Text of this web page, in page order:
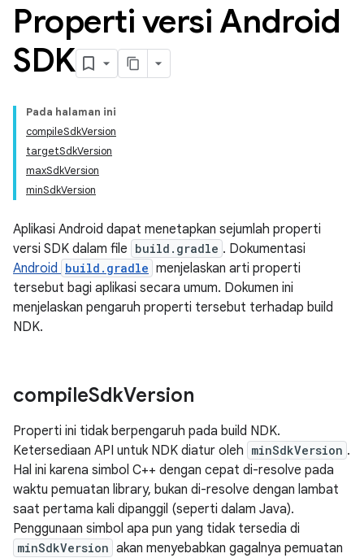
Properti versi Android
SDK
Pada halaman ini
compileSdkVersion
targetSdkVersion
maxSdkVersion
minSdkVersion
Aplikasi Android dapat menetapkan sejumlah properti
versi SDK dalam file build.gradle . Dokumentasi
Android build.gradle menjelaskan arti properti
tersebut bagi aplikasi secara umum. Dokumen ini
menjelaskan pengaruh properti tersebut terhadap build
NDK.
compileSdkVersion
Properti ini tidak berpengaruh pada build NDK.
Ketersediaan API untuk NDK diatur oleh minSdkVersion .
Hal ini karena simbol C++ dengan cepat di-resolve pada
waktu pemuatan library, bukan di-resolve dengan lambat
saat pertama kali dipanggil (seperti dalam Java).
Penggunaan simbol apa pun yang tidak tersedia di
minSdkVersion akan menyebabkan gagalnya pemuatan